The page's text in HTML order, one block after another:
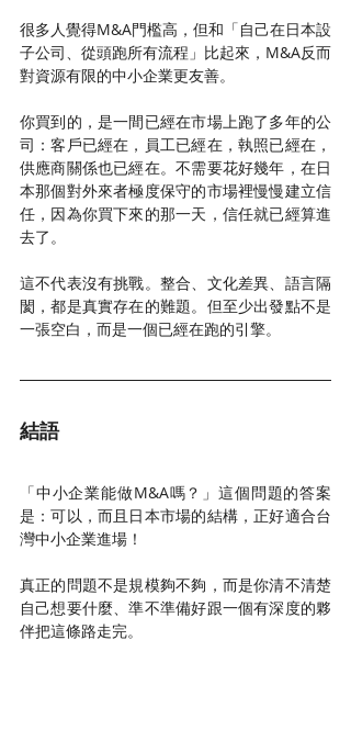
很多人覺得M&A門檻高，但和「自己在日本設
子公司、從頭跑所有流程」比起來，M&A反而
對資源有限的中小企業更友善。
你買到的，是一間已經在市場上跑了多年的公
司：客戶已經在，員工已經在，執照已經在，
供應商關係也已經在。不需要花好幾年，在日
本那個對外來者極度保守的市場裡慢慢建立信
任，因為你買下來的那一天，信任就已經算進
去了。
這不代表沒有挑戰。整合、文化差異、語言隔
閡，都是真實存在的難題。但至少出發點不是
一張空白，而是一個已經在跑的引擎。
結語
「中小企業能做M&A嗎？」這個問題的答案
是：可以，而且日本市場的結構，正好適合台
灣中小企業進場！
真正的問題不是規模夠不夠，而是你清不清楚
自己想要什麼、準不準備好跟一個有深度的夥
伴把這條路走完。